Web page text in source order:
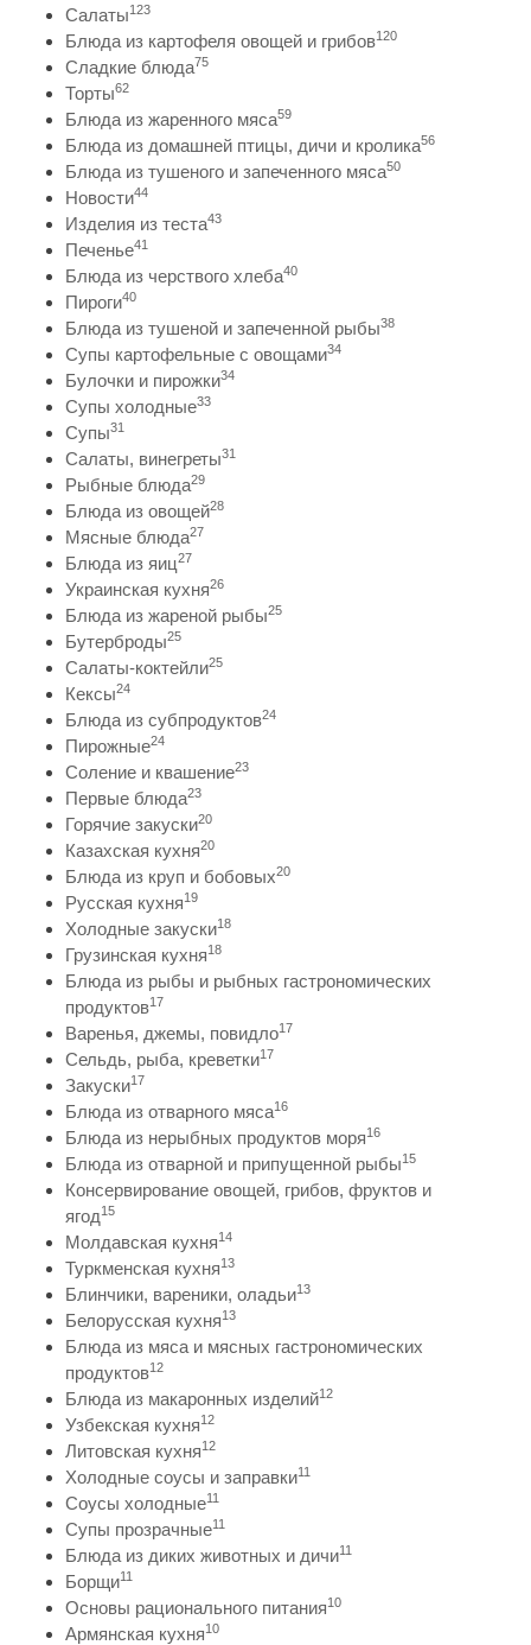
Салаты123
Блюда из картофеля овощей и грибов120
Сладкие блюда75
Торты62
Блюда из жаренного мяса59
Блюда из домашней птицы, дичи и кролика56
Блюда из тушеного и запеченного мяса50
Новости44
Изделия из теста43
Печенье41
Блюда из черствого хлеба40
Пироги40
Блюда из тушеной и запеченной рыбы38
Супы картофельные с овощами34
Булочки и пирожки34
Супы холодные33
Супы31
Салаты, винегреты31
Рыбные блюда29
Блюда из овощей28
Мясные блюда27
Блюда из яиц27
Украинская кухня26
Блюда из жареной рыбы25
Бутерброды25
Салаты-коктейли25
Кексы24
Блюда из субпродуктов24
Пирожные24
Соление и квашение23
Первые блюда23
Горячие закуски20
Казахская кухня20
Блюда из круп и бобовых20
Русская кухня19
Холодные закуски18
Грузинская кухня18
Блюда из рыбы и рыбных гастрономических
продуктов17
Варенья, джемы, повидло17
Сельдь, рыба, креветки17
Закуски17
Блюда из отварного мяса16
Блюда из нерыбных продуктов моря16
Блюда из отварной и припущенной рыбы15
Консервирование овощей, грибов, фруктов и
ягод15
Молдавская кухня14
Туркменская кухня13
Блинчики, вареники, оладьи13
Белорусская кухня13
Блюда из мяса и мясных гастрономических
продуктов12
Блюда из макаронных изделий12
Узбекская кухня12
Литовская кухня12
Холодные соусы и заправки11
Соусы холодные11
Супы прозрачные11
Блюда из диких животных и дичи11
Борщи11
Основы рационального питания10
Армянская кухня10